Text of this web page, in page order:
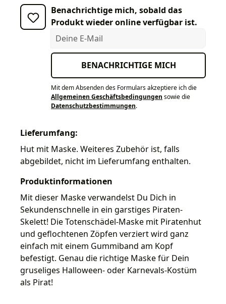
Benachrichtige mich, sobald das
Produkt wieder online verfügbar ist.
Deine E-Mail
BENACHRICHTIGE MICH
Mit dem Absenden des Formulars akzeptiere ich die
Allgemeinen Geschäftsbedingungen sowie die
Datenschutzbestimmungen.
Lieferumfang:
Hut mit Maske. Weiteres Zubehör ist, falls
abgebildet, nicht im Lieferumfang enthalten.
Produktinformationen
Mit dieser Maske verwandelst Du Dich in
Sekundenschnelle in ein garstiges Piraten-
Skelett! Die Totenschädel-Maske mit Piratenhut
und geflochtenen Zöpfen verziert wird ganz
einfach mit einem Gummiband am Kopf
befestigt. Genau die richtige Maske für Dein
gruseliges Halloween- oder Karnevals-Kostüm
als Pirat!